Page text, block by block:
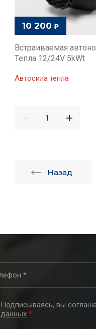
10 200 ₽
Встраиваемая
Тепла 12/24V 5kWt
Автосила тепла
Назад
Подписываясь, вы
данных *